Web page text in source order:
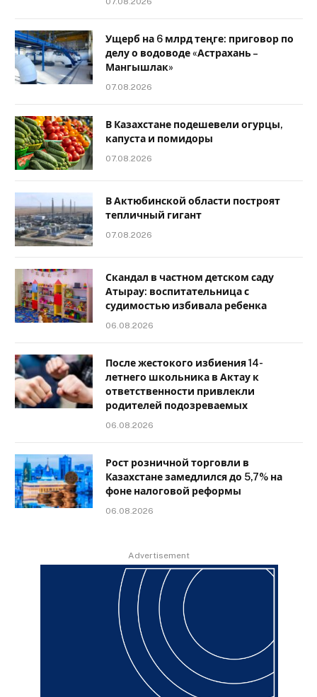
Ущерб на 6 млрд теңге: приговор по
делу о водоводе «Астрахань –
Мангышлак»
07.08.2026
В Казахстане подешевели огурцы,
капуста и помидоры
07.08.2026
В Актюбинской области построят
тепличный гигант
07.08.2026
Скандал в частном детском саду
Атырау: воспитательница с
судимостью избивала ребенка
06.08.2026
После жестокого избиения 14-
летнего школьника в Актау к
ответственности привлекли
родителей подозреваемых
06.08.2026
Рост розничной торговли в
Казахстане замедлился до 5,7% на
фоне налоговой реформы
06.08.2026
Advertisement